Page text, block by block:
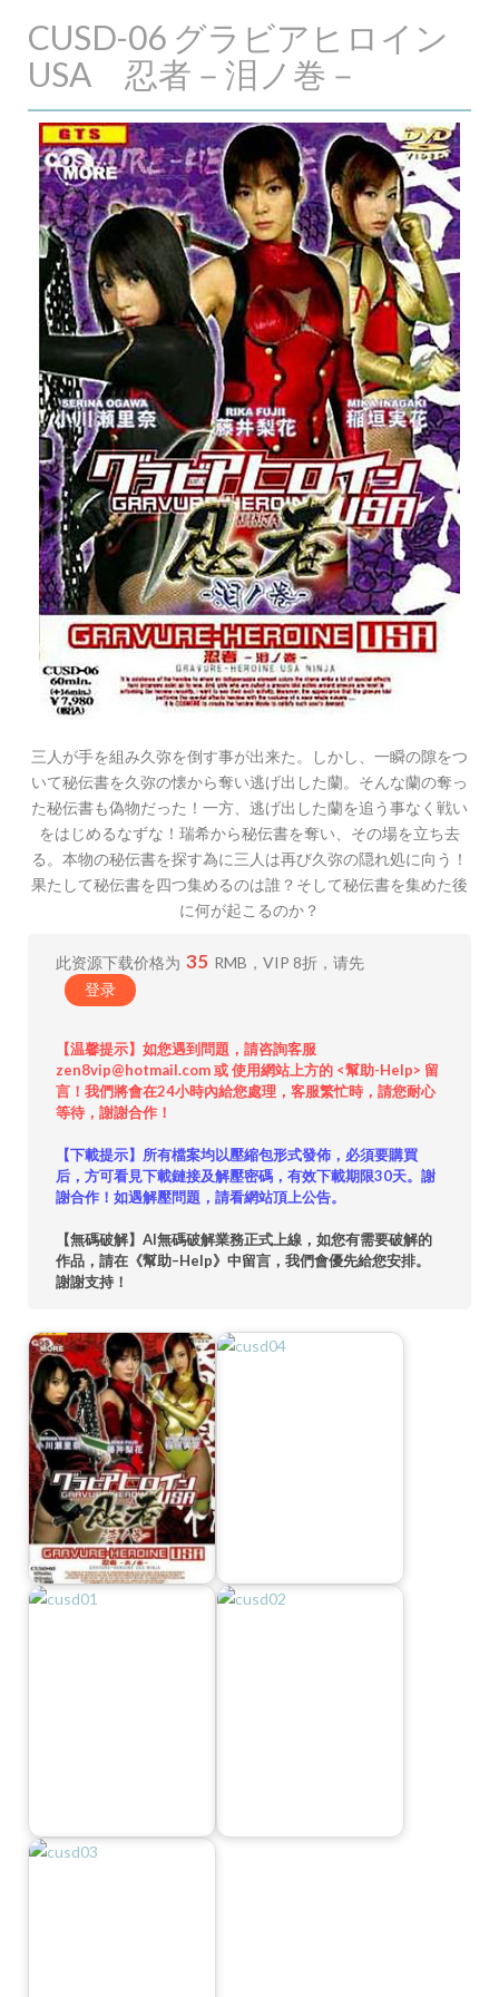
CUSD-06 グラビアヒロイン
USA 忍者－泪ノ巻－
三人が手を組み久弥を倒す事が出来た。しかし、一瞬の隙をつ
いて秘伝書を久弥の懐から奪い逃げ出した蘭。そんな蘭の奪っ
た秘伝書も偽物だった！一方、逃げ出した蘭を追う事なく戦い
をはじめるなずな！瑞希から秘伝書を奪い、その場を立ち去
る。本物の秘伝書を探す為に三人は再び久弥の隠れ処に向う！
果たして秘伝書を四つ集めるのは誰？そして秘伝書を集めた後
に何が起こるのか？
此资源下载价格为 35 RMB，VIP 8折，请先
登录
【温馨提示】如您遇到問題，請咨詢客服
zen8vip@hotmail.com 或 使用網站上方的 <幫助-Help> 留
言！我們將會在24小時內給您處理，客服繁忙時，請您耐心
等待，謝謝合作！
【下載提示】所有檔案均以壓縮包形式發佈，必須要購買
后，方可看見下載鏈接及解壓密碼，有效下載期限30天。謝
謝合作！如遇解壓問題，請看網站頂上公告。
【無碼破解】AI無碼破解業務正式上線，如您有需要破解的
作品，請在《幫助–Help》中留言，我們會優先給您安排。
謝謝支持！